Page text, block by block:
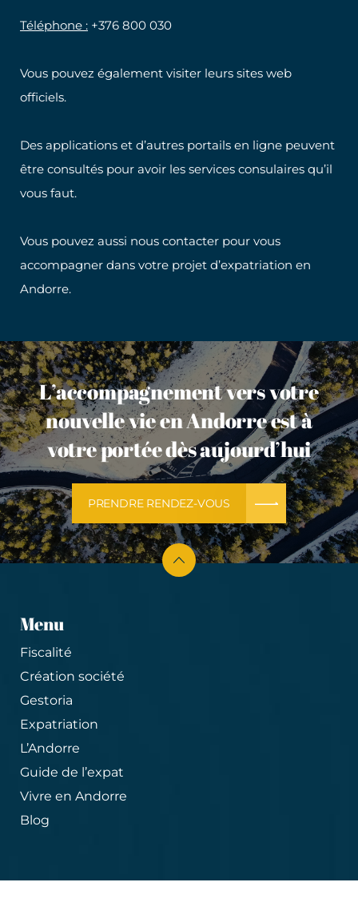
Téléphone : +376 800 030
Vous pouvez également visiter leurs sites web
officiels.
Des applications et d’autres portails en ligne peuvent
être consultés pour avoir les services consulaires qu’il
vous faut.
Vous pouvez aussi nous contacter pour vous
accompagner dans votre projet d’expatriation en
Andorre.
L’accompagnement vers votre
nouvelle vie en Andorre est à
votre portée dès aujourd’hui
PRENDRE RENDEZ-VOUS
Menu
Fiscalité
Création société
Gestoria
Expatriation
L’Andorre
Guide de l’expat
Vivre en Andorre
Blog